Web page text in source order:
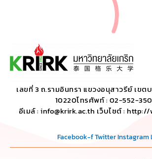
เลขที่ 3 ถ.รามอินทรา แขวงอนุสาวรีย์ เขต
10220โทรศัพท์ : 02-552-
อีเมล์ : info@krirk.ac.th เว็บไซต์ :
Facebook-fTwitterInstagram